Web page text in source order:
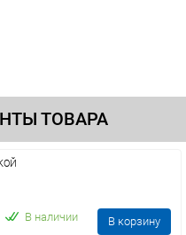
ТОВАРА
В наличии В корзину